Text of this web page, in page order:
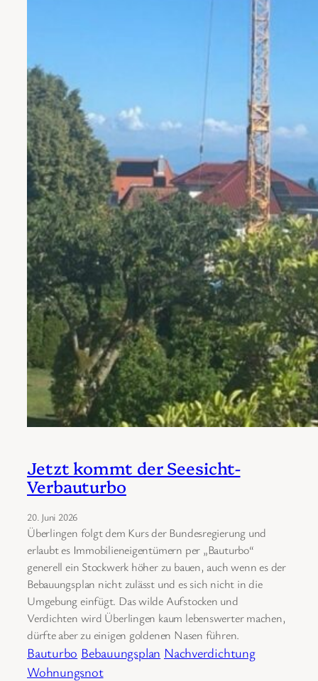
Jetzt kommt der Seesicht-
Verbauturbo
20. Juni 2026
Überlingen folgt dem Kurs der Bundesregierung und
erlaubt es Immobilieneigentümern per „Bauturbo“
generell ein Stockwerk höher zu bauen, auch wenn es der
Bebauungsplan nicht zulässt und es sich nicht in die
Umgebung einfügt. Das wilde Aufstocken und
Verdichten wird Überlingen kaum lebenswerter machen,
dürfte aber zu einigen goldenen Nasen führen.
Bauturbo Bebauungsplan Nachverdichtung
Wohnungsnot